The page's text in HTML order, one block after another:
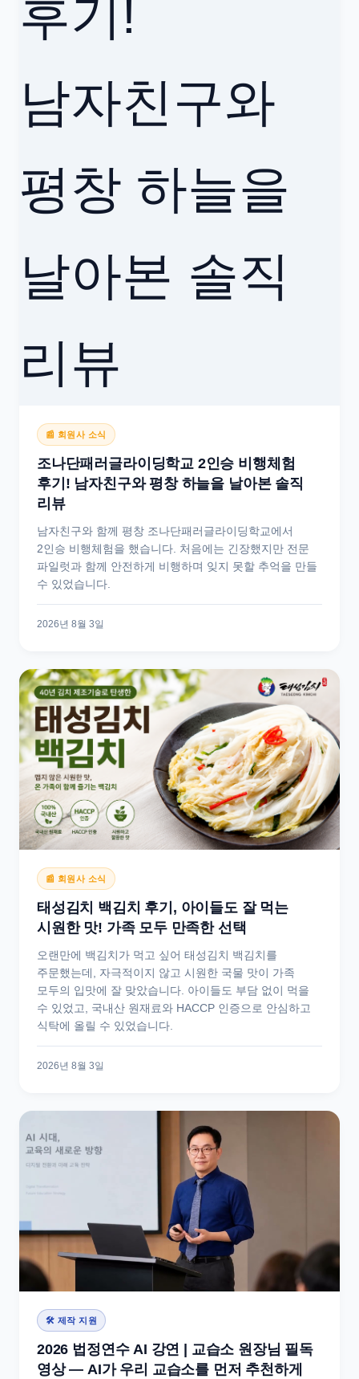
📰 회원사 소식
조나단패러글라이딩학교 2인승 비행체험
후기! 남자친구와 평창 하늘을 날아본 솔직
리뷰
남자친구와 함께 평창 조나단패러글라이딩학교에서
2인승 비행체험을 했습니다. 처음에는 긴장했지만 전문
파일럿과 함께 안전하게 비행하며 잊지 못할 추억을 만들
수 있었습니다.
2026년 8월 3일
📰 회원사 소식
태성김치 백김치 후기, 아이들도 잘 먹는
시원한 맛! 가족 모두 만족한 선택
오랜만에 백김치가 먹고 싶어 태성김치 백김치를
주문했는데, 자극적이지 않고 시원한 국물 맛이 가족
모두의 입맛에 잘 맞았습니다. 아이들도 부담 없이 먹을
수 있었고, 국내산 원재료와 HACCP 인증으로 안심하고
식탁에 올릴 수 있었습니다.
2026년 8월 3일
🛠 제작 지원
2026 법정연수 AI 강연 | 교습소 원장님 필독
영상 — AI가 우리 교습소를 먼저 추천하게